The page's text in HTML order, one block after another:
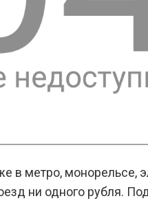
в метро, монорельсе,
ни одного рубля.